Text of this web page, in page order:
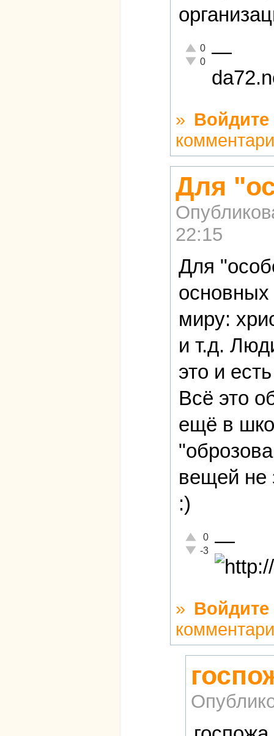
Отлично!
0
Неадекватно!
0 —
» Войдите
Для
22:15
Для
миру:
и т.д.
это и
Всё это
ещё в
вещей не
:)
Отлично!
0
Неадекватно!
-3 —
» Войдите